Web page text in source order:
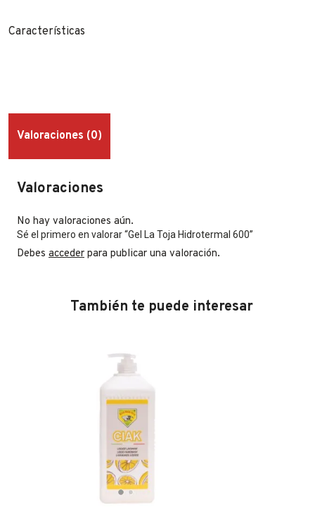
Características
Valoraciones (0)
Valoraciones
No hay valoraciones aún.
Sé el primero en valorar “Gel La Toja Hidrotermal 600”
Debes acceder para publicar una valoración.
También te puede interesar